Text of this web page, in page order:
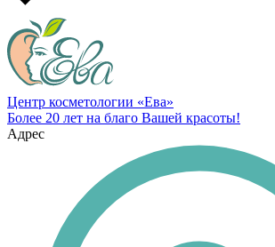
Центр косметологии «Ева»
Более 20 лет на благо Вашей красоты!
Адрес